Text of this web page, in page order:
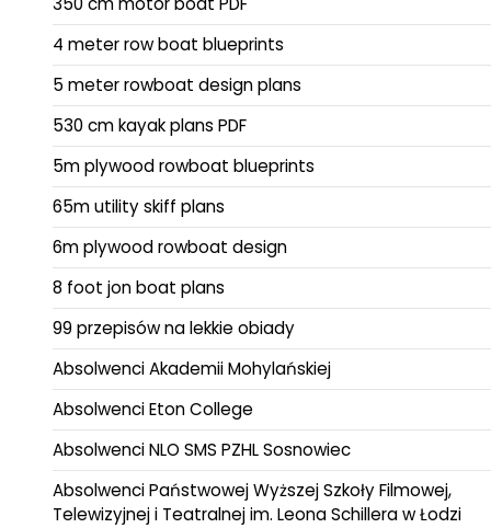
4 meter row boat blueprints
5 meter rowboat design plans
530 cm kayak plans PDF
5m plywood rowboat blueprints
65m utility skiff plans
6m plywood rowboat design
8 foot jon boat plans
99 przepisów na lekkie obiady
Absolwenci Akademii Mohylańskiej
Absolwenci Eton College
Absolwenci NLO SMS PZHL Sosnowiec
Absolwenci Państwowej Wyższej Szkoły Filmowej,
Telewizyjnej i Teatralnej im. Leona Schillera w Łodzi